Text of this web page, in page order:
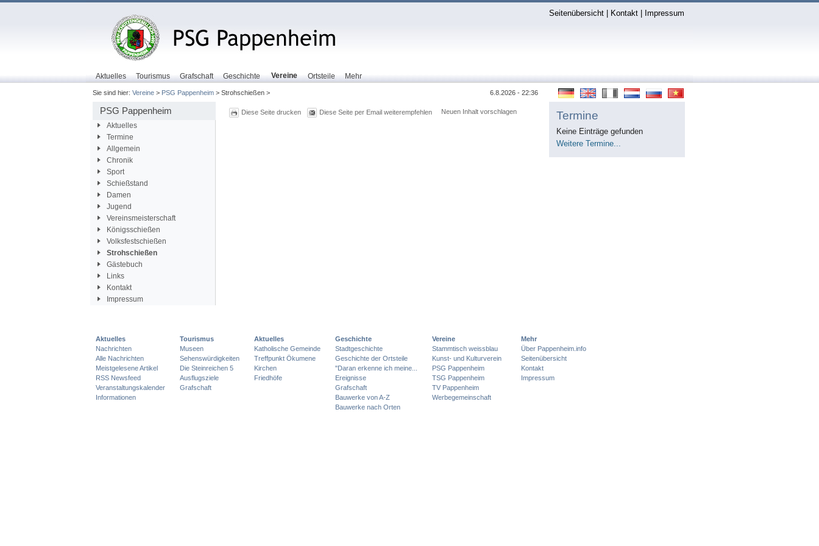
Seitenübersicht| Kontakt| Impressum
Aktuelles Tourismus Grafschaft Geschichte Vereine Ortsteile Mehr
Sie sind hier: Vereine> PSG Pappenheim> Strohschießen > 6.8.2026 - 22:36
PSG Pappenheim
Aktuelles
Termine
Allgemein
Chronik
Sport
Schießstand
Damen
Jugend
Vereinsmeisterschaft
Königsschießen
Volksfestschießen
Strohschießen
Gästebuch
Links
Kontakt
Impressum
Termine
Keine Einträge gefunden
Weitere Termine...
Diese Seite drucken Diese Seite per Email weiterempfehlen Neuen Inhalt vorschlagen
Aktuelles
Nachrichten
Alle Nachrichten
Meistgelesene Artikel
RSS Newsfeed
Veranstaltungskalender
Informationen
Tourismus
Museen
Sehenswürdigkeiten
Die Steinreichen 5
Ausflugsziele
Grafschaft
Aktuelles
Katholische Gemeinde
Treffpunkt Ökumene
Kirchen
Friedhöfe
Geschichte
Stadtgeschichte
Geschichte der Ortsteile
"Daran erkenne ich meine...
Ereignisse
Grafschaft
Bauwerke von A-Z
Bauwerke nach Orten
Vereine
Stammtisch weissblau
Kunst- und Kulturverein
PSG Pappenheim
TSG Pappenheim
TV Pappenheim
Werbegemeinschaft
Mehr
Über Pappenheim.info
Seitenübersicht
Kontakt
Impressum